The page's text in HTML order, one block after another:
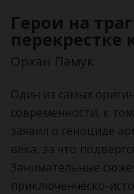
Герои на
перекрестке
Орхан Памук
Один из самых
современности, к
заявил о геноциде
века, за что
Занимательные
приключенческо-